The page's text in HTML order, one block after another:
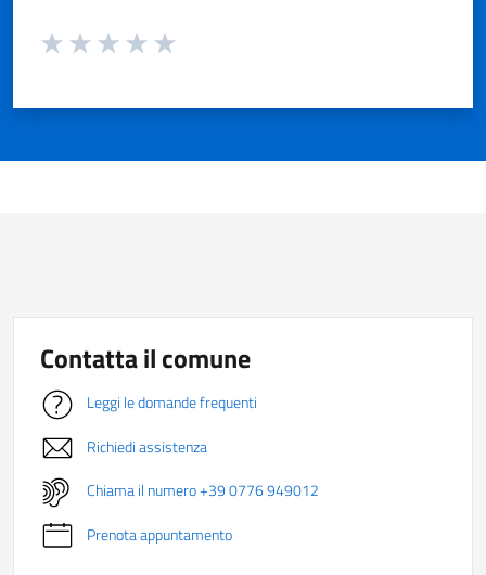
Valuta da 1 a 5 stelle la pagina
Contatta il comune
Leggi le domande frequenti
Richiedi assistenza
Chiama il numero +39 0776 949012
Prenota appuntamento